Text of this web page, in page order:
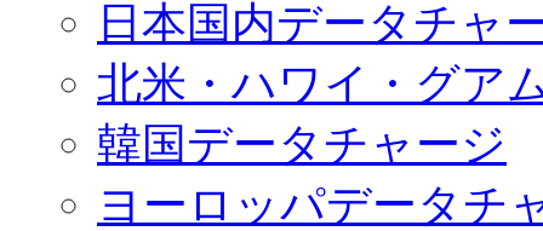
日本国内データチャ
北米・ハワイ・グア
韓国データチャージ
ヨーロッパデータチ